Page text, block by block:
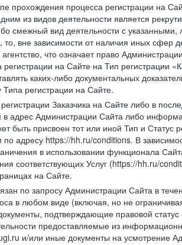
прохождения процесса регистрации на
из видов деятельности является
смежный вид деятельности с
то, вне зависимости от наличия иных сфер
агентство, что означает право
на Сайте на Тип регистрации
каких-либо документальных
регистрации на Сайте.
Заказчика на Сайте либо в
адрес Администрации Сайта либо
быть присвоен тот или иной Тип и
адресу https://hh.ru/conditions. В
в использовании функционала
соответствующих Услуг (https://hh.ru/
на Сайте.
по запросу Администрации Сайта в
в любом виде (включая, но не
подтверждающие правовой
предоставляемые из
и/или иные документы на усмотрение